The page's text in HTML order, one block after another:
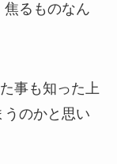
るものなん
事も知った上
のかと思い